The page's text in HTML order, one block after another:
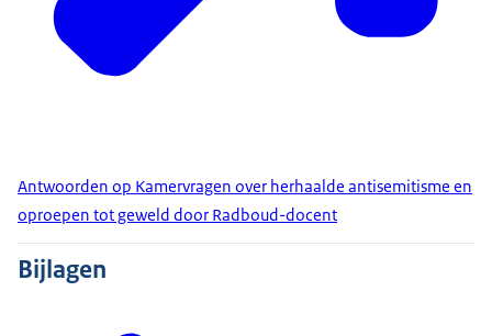
Antwoorden op Kamervragen over herhaalde antisemitisme en
oproepen tot geweld door Radboud-docent
Bijlagen